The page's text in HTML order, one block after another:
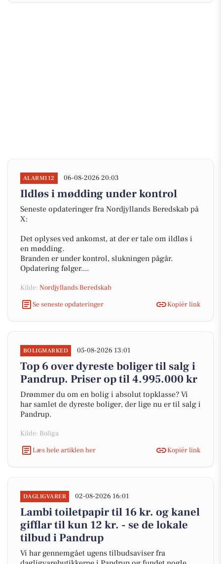
ALARM112 06-08-2026 20:03
Ildløs i mødding under kontrol
Seneste opdateringer fra Nordjyllands Beredskab på
X:
Det oplyses ved ankomst, at der er tale om ildløs i
en mødding.
Branden er under kontrol, slukningen pågår.
Opdatering følger....
Kilde: Nordjyllands Beredskab
Se seneste opdateringer
Kopiér link
BOLIGMARKED 05-08-2026 13:01
Top 6 over dyreste boliger til salg i
Pandrup. Priser op til 4.995.000 kr
Drømmer du om en bolig i absolut topklasse? Vi
har samlet de dyreste boliger, der lige nu er til salg i
Pandrup.
Kilde: Boliga
Læs hele artiklen her
Kopiér link
DAGLIGVARER 02-08-2026 16:01
Lambi toiletpapir til 16 kr. og kanel
gifflar til kun 12 kr. - se de lokale
tilbud i Pandrup
Vi har gennemgået ugens tilbudsaviser fra